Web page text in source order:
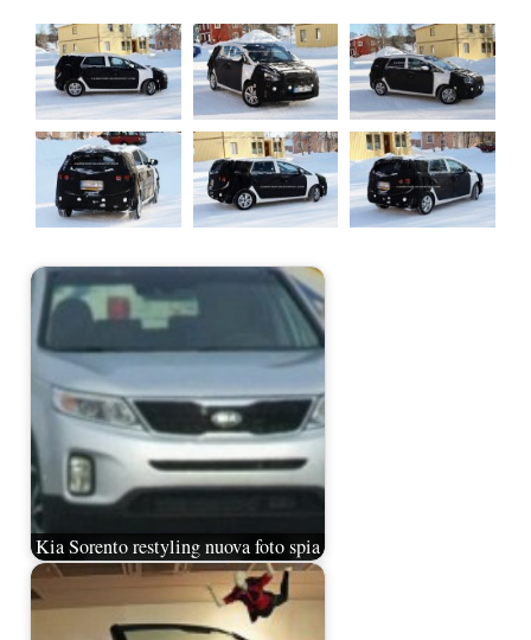
Kia Sorento restyling nuova foto spia